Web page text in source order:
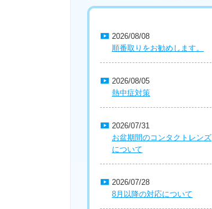
2026/08/08
順番取りをお勧めします。
2026/08/05
熱中症対策
2026/07/31
お盆期間のコンタクトレンズ
について
2026/07/28
8月以降の対応について